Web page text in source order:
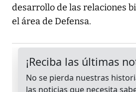
desarrollo de las relaciones
el área de Defensa.